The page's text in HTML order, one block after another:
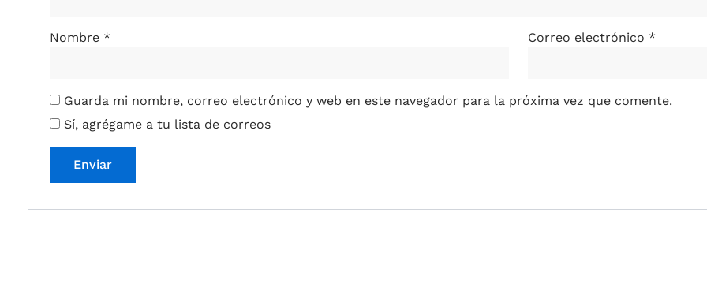
Nombre * Correo electrónico *
Guarda mi nombre, correo electrónico y web en este navegador para la próxima vez que comente.
Sí, agrégame a tu lista de correos